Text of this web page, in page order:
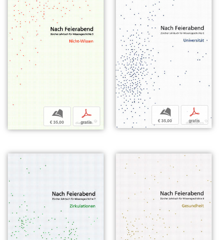
b
€ 35,00
p
gratis
b
€ 35,00
p
gratis